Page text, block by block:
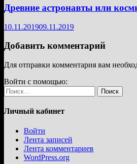
Древние астронавты или
10.11.201909.11.2019
Добавить комментарий
Для отправки комментария вам
Войти с помощью:
Найти:
Личный кабинет
Войти
Лента записей
Лента комментариев
WordPress.org